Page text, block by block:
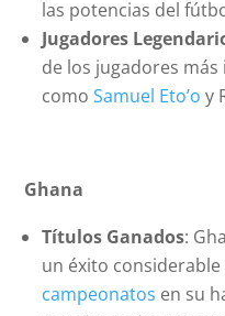
las potencias del
Jugadores
de los jugadores
comoSamuel Eto’o y
Ghana
Títulos Ganados:
un éxito considerable
campeonatos en su